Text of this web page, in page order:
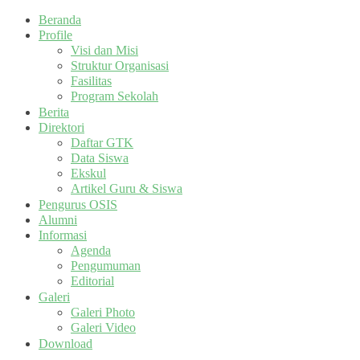
Beranda
Profile
Visi dan Misi
Struktur Organisasi
Fasilitas
Program Sekolah
Berita
Direktori
Daftar GTK
Data Siswa
Ekskul
Artikel Guru & Siswa
Pengurus OSIS
Alumni
Informasi
Agenda
Pengumuman
Editorial
Galeri
Galeri Photo
Galeri Video
Download